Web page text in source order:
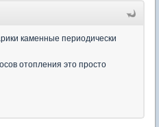
каменные периодически
отопления это просто